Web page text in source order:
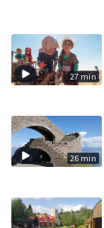
27 min
26 min